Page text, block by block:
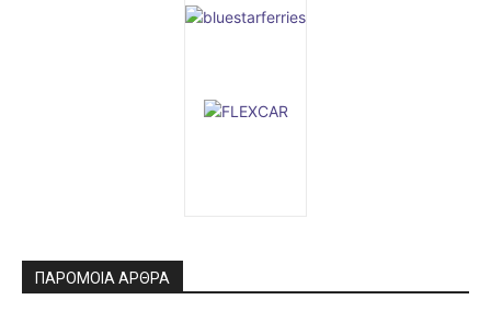
ΠΑΡΟΜΟΙΑ ΑΡΘΡΑ